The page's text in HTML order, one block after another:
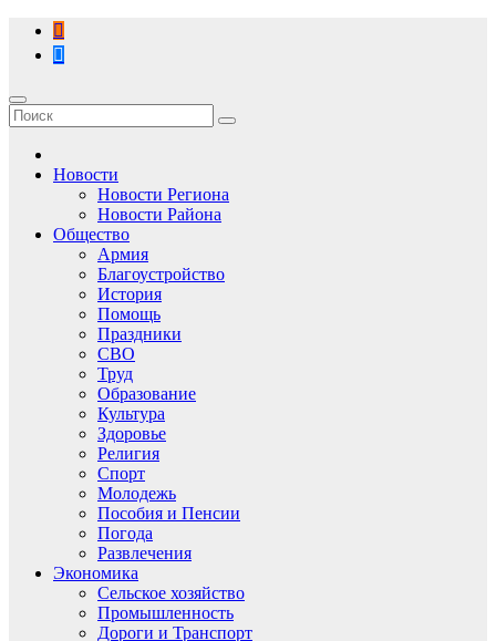
Перейти
содержимому
Новости
Новости Региона
Новости Района
Общество
Армия
Благоустройство
История
Помощь
Праздники
СВО
Труд
Образование
Культура
Здоровье
Религия
Спорт
Молодежь
Пособия и Пенсии
Погода
Развлечения
Экономика
Сельское хозяйство
Промышленность
Дороги и Транспорт